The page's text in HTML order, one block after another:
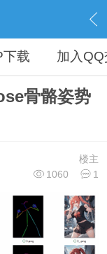
载 加入
骨骼姿势
楼主
1060
1